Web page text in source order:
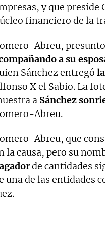
y que preside
financiero de la
Abreu, presunto
a su
Sánchez entregó
X el Sabio. La
a Sánchez
Abreu.
Abreu, que
la causa, pero su
de cantidades
una de las entidades